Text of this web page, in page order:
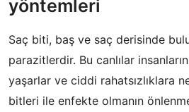
yöntemleri
Saç biti, baş ve saç derisinde
parazitlerdir. Bu canlılar
yaşarlar ve ciddi rahatsızlıklara
bitleri ile enfekte olmanın